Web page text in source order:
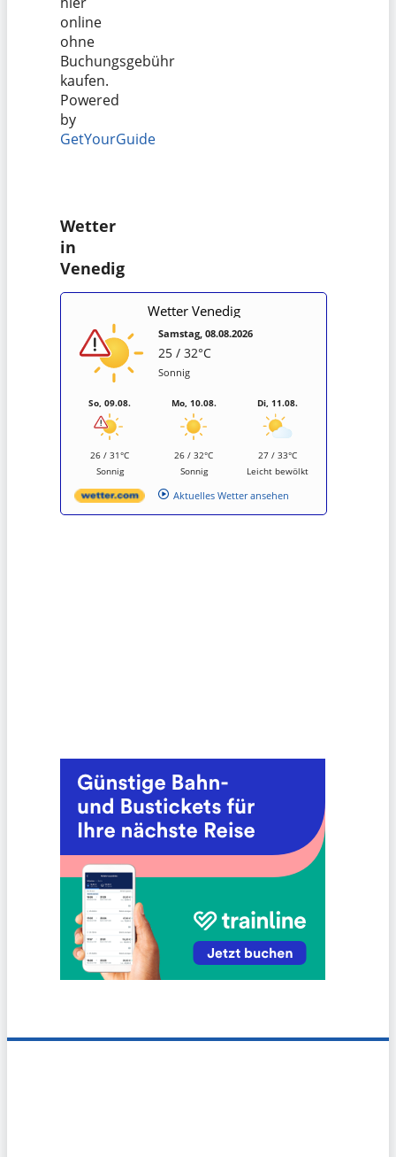
online
ohne
Buchungsgebühr
kaufen.
Powered
by
GetYourGuide
Wetter
in
Venedig
Wetter Venedig
Samstag, 08.08.2026
25 / 32°C
Sonnig
So, 09.08.
26 / 31°C
Sonnig
Mo, 10.08.
26 / 32°C
Sonnig
Di, 11.08.
27 / 33°C
Leicht bewölkt
Aktuelles Wetter ansehen